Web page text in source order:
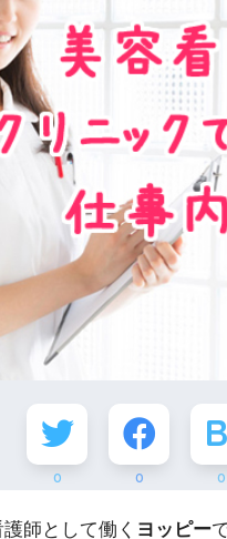
0 0 0
師として働く ヨッピー